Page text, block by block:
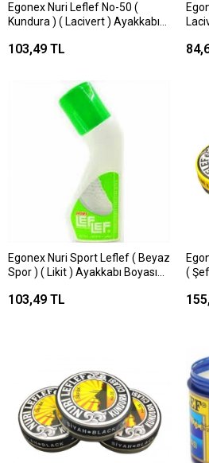
Egonex Nuri Leflef No-50 (
Kundura ) ( Lacivert ) Ayakkabı
103,49 TL
Egonex Nuri Sport Leflef ( Beyaz
Spor ) ( Likit ) Ayakkabı Boyası
103,49 TL
(